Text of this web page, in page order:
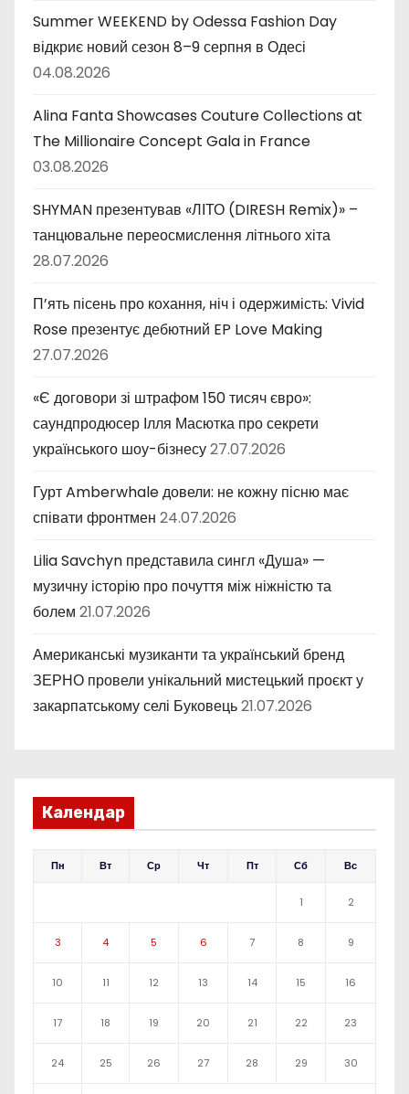
Summer WEEKEND by Odessa Fashion Day
відкриє новий сезон 8–9 серпня в Одесі
04.08.2026
Alina Fanta Showcases Couture Collections at
The Millionaire Concept Gala in France
03.08.2026
SHYMAN презентував «ЛІТО (DIRESH Remix)» –
танцювальне переосмислення літнього хіта
28.07.2026
П’ять пісень про кохання, ніч і одержимість: Vivid
Rose презентує дебютний EP Love Making
27.07.2026
«Є договори зі штрафом 150 тисяч євро»:
саундпродюсер Ілля Масютка про секрети
українського шоу-бізнесу27.07.2026
Гурт Amberwhale довели: не кожну пісню має
співати фронтмен 24.07.2026
Lilia Savchyn представила сингл «Душа» —
музичну історію про почуття між ніжністю та
болем 21.07.2026
Американські музиканти та український бренд
ЗЕРНО провели унікальний мистецький проєкт у
закарпатському селі Буковець21.07.2026
Календар
Пн Вт Ср Чт Пт Сб Вс
1 2
3 4 5 6 7 8 9
10 11 12 13 14 15 16
17 18 19 20 21 22 23
24 25 26 27 28 29 30